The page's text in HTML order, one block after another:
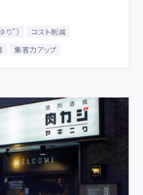
り”）
コスト削減
集客力アップ